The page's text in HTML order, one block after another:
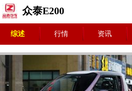
众泰E200
综述 行情 资讯